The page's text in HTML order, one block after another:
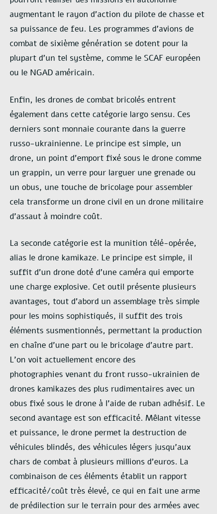
augmentant le rayon d’action du pilote de chasse et
sa puissance de feu. Les programmes d’avions de
combat de sixième génération se dotent pour la
plupart d’un tel système, comme le SCAF européen
ou le NGAD américain.
Enfin, les drones de combat bricolés entrent
également dans cette catégorie largo sensu. Ces
derniers sont monnaie courante dans la guerre
russo-ukrainienne. Le principe est simple, un
drone, un point d’emport fixé sous le drone comme
un grappin, un verre pour larguer une grenade ou
un obus, une touche de bricolage pour assembler
cela transforme un drone civil en un drone militaire
d’assaut à moindre coût.
La seconde catégorie est la munition télé-opérée,
alias le drone kamikaze. Le principe est simple, il
suffit d’un drone doté d’une caméra qui emporte
une charge explosive. Cet outil présente plusieurs
avantages, tout d’abord un assemblage très simple
pour les moins sophistiqués, il suffit des trois
éléments susmentionnés, permettant la production
en chaîne d’une part ou le bricolage d’autre part.
L’on voit actuellement encore des
photographies venant du front russo-ukrainien de
drones kamikazes des plus rudimentaires avec un
obus fixé sous le drone à l’aide de ruban adhésif. Le
second avantage est son efficacité. Mêlant vitesse
et puissance, le drone permet la destruction de
véhicules blindés, des véhicules légers jusqu’aux
chars de combat à plusieurs millions d’euros. La
combinaison de ces éléments établit un rapport
efficacité/coût très élevé, ce qui en fait une arme
de prédilection sur le terrain pour des armées avec